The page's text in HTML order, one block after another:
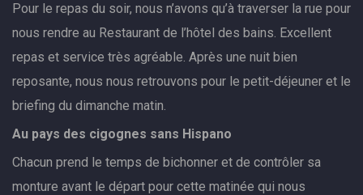
Pour le repas du soir, nous n’avons qu’à traverser la rue pour
nous rendre au Restaurant de l’hôtel des bains. Excellent
repas et service très agréable. Après une nuit bien
reposante, nous nous retrouvons pour le petit-déjeuner et le
briefing du dimanche matin.
Au pays des cigognes sans Hispano
Chacun prend le temps de bichonner et de contrôler sa
monture avant le départ pour cette matinée qui nous